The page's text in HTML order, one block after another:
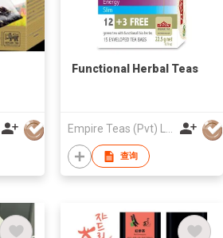
Functional Herbal Teas
Empire Teas (Pvt) Ltd
查询